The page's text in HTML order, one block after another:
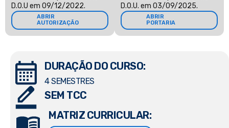
D.O.U em 09/12/2022.
ABRIR
AUTORIZAÇÃO
D.O.U. em 03/09/2025.
ABRIR
PORTARIA
DURAÇÃO DO CURSO:
4 SEMESTRES
SEM TCC
MATRIZ CURRICULAR: